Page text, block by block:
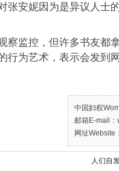
张安妮因为是异议人士
察监控，但许多书友都
行为艺术，表示会发到
中国妇权
邮箱E-mail
网址Website
人们自